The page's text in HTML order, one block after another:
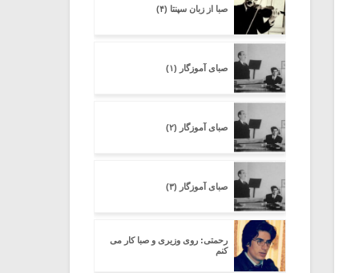
صبا از زبان سپنتا (۴)
صبای آموزگار (۱)
صبای آموزگار (۲)
صبای آموزگار (۳)
رحمتی: روی وزیری و صبا کار می
کنم